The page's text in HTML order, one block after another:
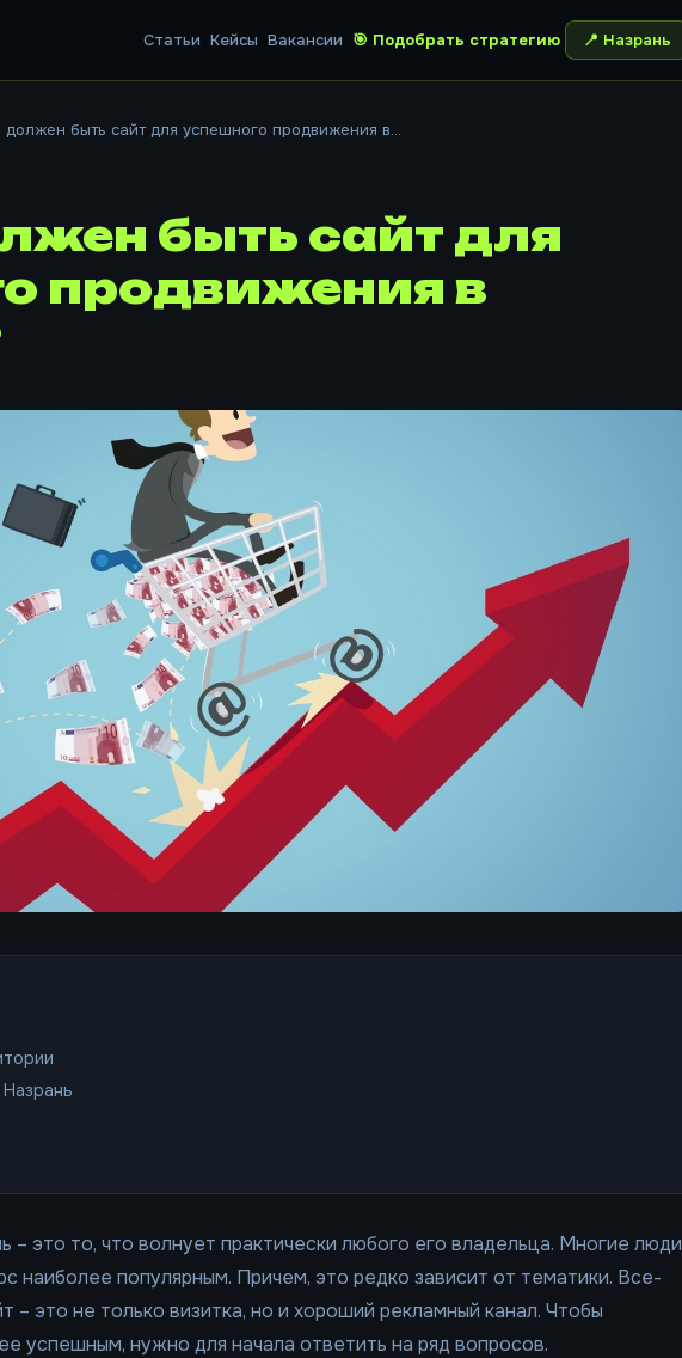
Статьи Кейсы Вакансии 🎯 Подобрать стратегию 📍 Назрань
должен быть сайт для успешного продвижения в...
быть сайт для
продвижения в
– это то, что волнует практически любого его владельца. Многие люди
наиболее популярным. Причем, это редко зависит от тематики. Все-
– это не только визитка, но и хороший рекламный канал. Чтобы
успешным, нужно для начала ответить на ряд вопросов.